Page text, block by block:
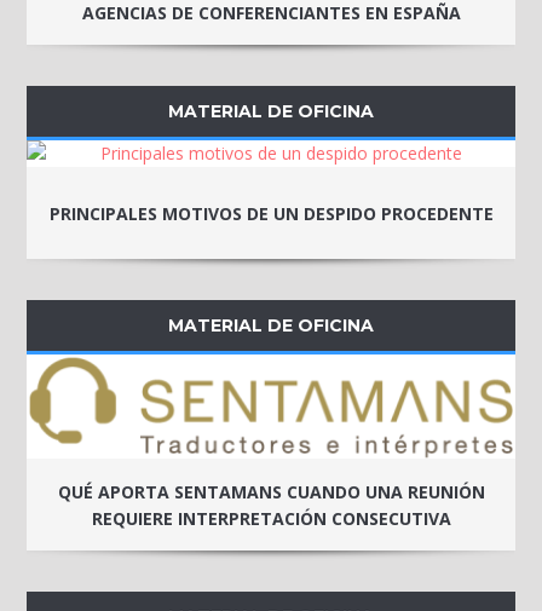
AGENCIAS DE CONFERENCIANTES EN ESPAÑA
MATERIAL DE OFICINA
PRINCIPALES MOTIVOS DE UN DESPIDO PROCEDENTE
MATERIAL DE OFICINA
QUÉ APORTA SENTAMANS CUANDO UNA REUNIÓN
REQUIERE INTERPRETACIÓN CONSECUTIVA